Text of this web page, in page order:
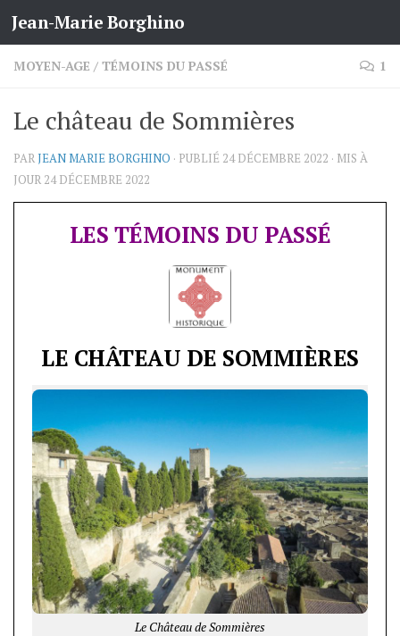
Skip to content
Jean-Marie Borghino
MOYEN-AGE / TÉMOINS DU PASSÉ 1
Le château de Sommières
PARJEAN MARIE BORGHINO · PUBLIÉ 24 DÉCEMBRE 2022 · MIS À
JOUR 24 DÉCEMBRE 2022
LES TÉMOINS DU PASSÉ
LE CHÂTEAU DE SOMMIÈRES
Le Château de Sommières